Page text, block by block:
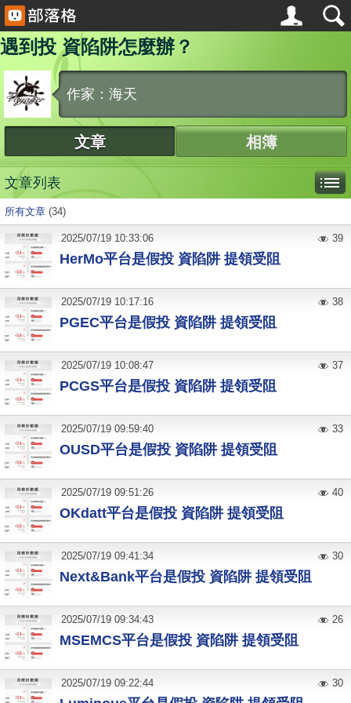
遇到投 資陷阱怎麼辦？
作家：海天
文章 相簿
文章列表
所有文章 (34)
HerMo平台是假投 資陷阱 提領受阻
2025/07/19 10:33:06 39
PGEC平台是假投 資陷阱 提領受阻
2025/07/19 10:17:16 38
PCGS平台是假投 資陷阱 提領受阻
2025/07/19 10:08:47 37
OUSD平台是假投 資陷阱 提領受阻
2025/07/19 09:59:40 33
OKdatt平台是假投 資陷阱 提領受阻
2025/07/19 09:51:26 40
Next&Bank平台是假投 資陷阱 提領受阻
2025/07/19 09:41:34 30
MSEMCS平台是假投 資陷阱 提領受阻
2025/07/19 09:34:43 26
2025/07/19 09:22:44 30